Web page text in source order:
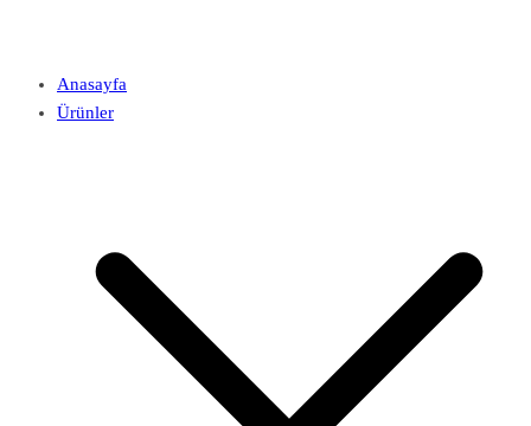
Anasayfa
Ürünler